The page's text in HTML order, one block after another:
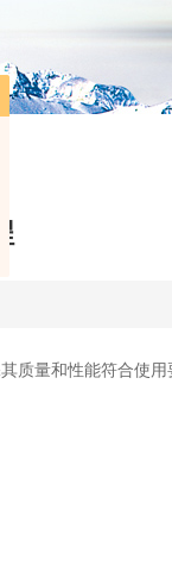
质量和性能符合使